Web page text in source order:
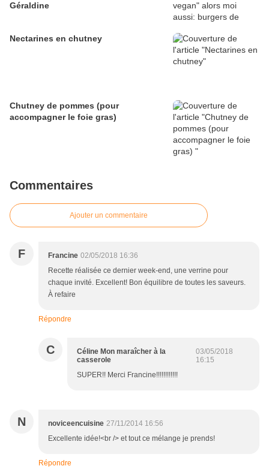
Géraldine
Nectarines en chutney
Chutney de pommes (pour
accompagner le foie gras)
Commentaires
Ajouter un commentaire
F Francine 02/05/2018 16:36
Recette réalisée ce dernier week-end, une verrine pour
chaque invité. Excellent! Bon équilibre de toutes les saveurs.
À refaire
Répondre
C
Céline Mon maraîcher à la
casserole
03/05/2018
16:15
SUPER!! Merci Francine!!!!!!!!!!!!
N noviceencuisine 27/11/2014 16:56
Excellente idée!<br /> et tout ce mélange je prends!
Répondre